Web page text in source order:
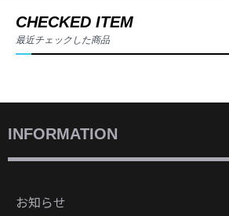
CHECKED ITEM
最近チェックした商品
INFORMATION
お知らせ